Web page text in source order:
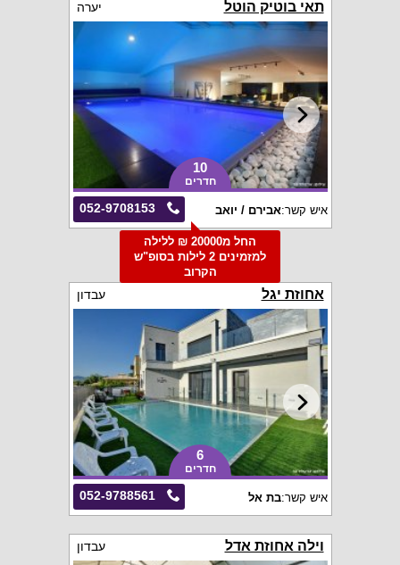
תאי בוטיק הוטל יערה
10
חדרים
052-9708153 איש קשר:אבירם / יואב
החל מ20000 ₪ ללילה
למזמינים 2 לילות בסופ"ש
הקרוב
אחוזת יגל עבדון
6
חדרים
052-9788561 איש קשר:בת אל
וילה אחוזת אדל עבדון